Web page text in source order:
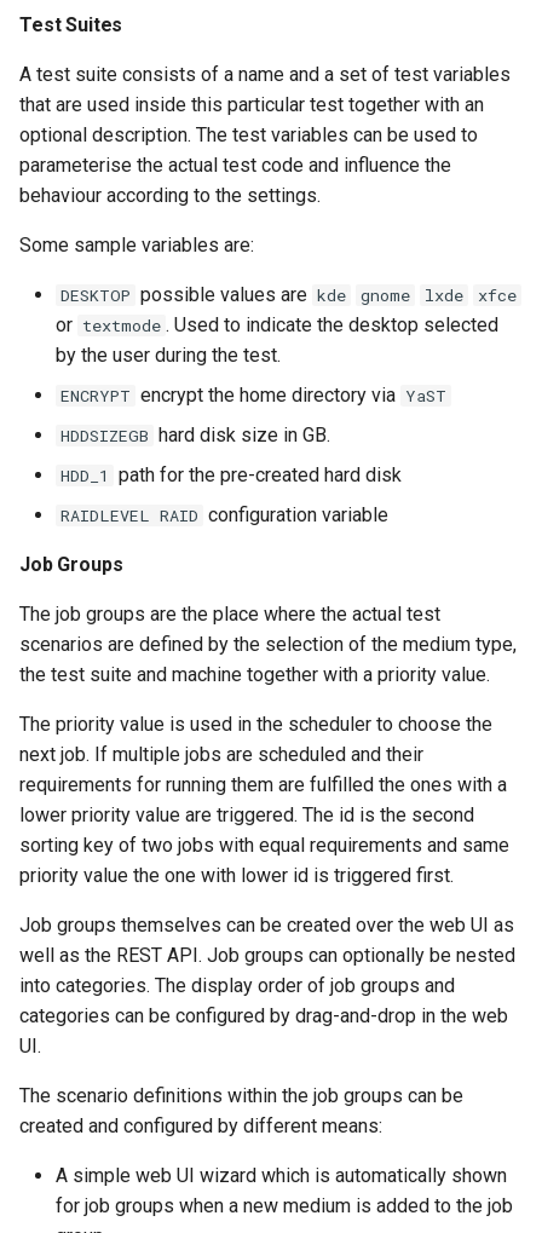
Test Suites
A test suite consists of a name and a set of test variables
that are used inside this particular test together with an
optional description. The test variables can be used to
parameterise the actual test code and influence the
behaviour according to the settings.
Some sample variables are:
DESKTOP possible values are kde gnome lxde xfce
or textmode . Used to indicate the desktop selected
by the user during the test.
ENCRYPT encrypt the home directory via YaST
HDDSIZEGB hard disk size in GB.
HDD_1 path for the pre-created hard disk
RAIDLEVEL RAID configuration variable
Job Groups
The job groups are the place where the actual test
scenarios are defined by the selection of the medium type,
the test suite and machine together with a priority value.
The priority value is used in the scheduler to choose the
next job. If multiple jobs are scheduled and their
requirements for running them are fulfilled the ones with a
lower priority value are triggered. The id is the second
sorting key of two jobs with equal requirements and same
priority value the one with lower id is triggered first.
Job groups themselves can be created over the web UI as
well as the REST API. Job groups can optionally be nested
into categories. The display order of job groups and
categories can be configured by drag-and-drop in the web
UI.
The scenario definitions within the job groups can be
created and configured by different means:
A simple web UI wizard which is automatically shown
for job groups when a new medium is added to the job